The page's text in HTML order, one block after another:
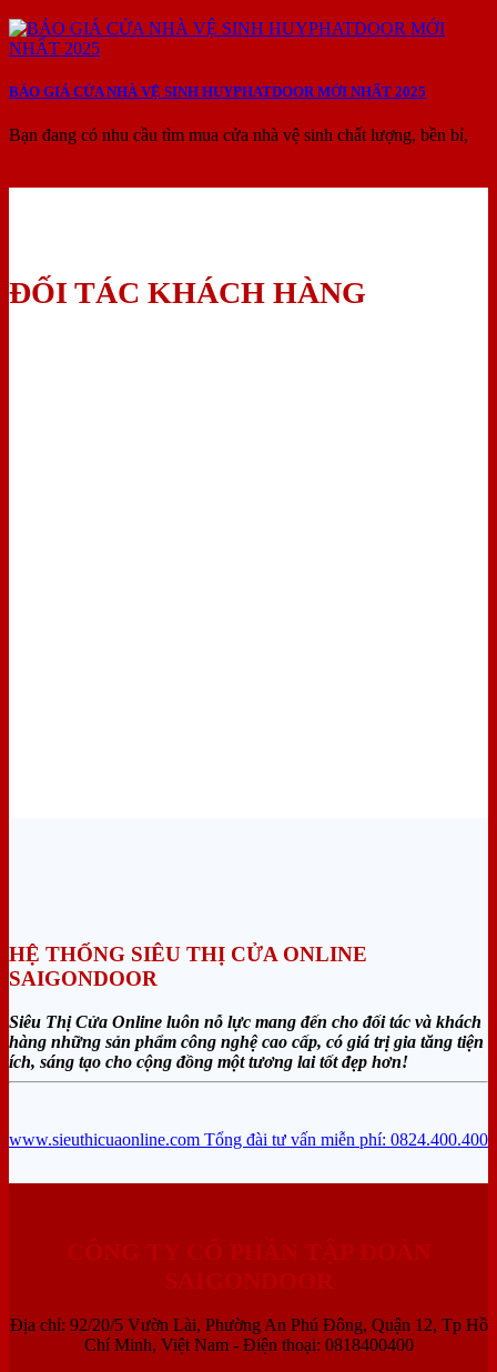
BÁO GIÁ CỬA NHÀ VỆ SINH HUYPHATDOOR MỚI NHẤT 2025
Bạn đang có nhu cầu tìm mua cửa nhà vệ sinh chất lượng, bền bỉ,
ĐỐI TÁC KHÁCH HÀNG
HỆ THỐNG SIÊU THỊ CỬA ONLINE
SAIGONDOOR
Siêu Thị Cửa Online luôn nỗ lực mang đến cho đối tác và khách
hàng những sản phẩm công nghệ cao cấp, có giá trị gia tăng tiện
ích, sáng tạo cho cộng đồng một tương lai tốt đẹp hơn!
www.sieuthicuaonline.com Tổng đài tư vấn miễn phí: 0824.400.400
Địa chỉ: 92/20/5 Vườn Lài, Phường An Phú Đông, Quận 12, Tp Hồ
Chí Minh, Việt Nam - Điện thoại: 0818400400